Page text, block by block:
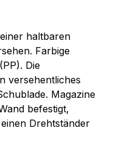
haltbaren
Farbige
Die
versehentliches
Magazine
befestigt,
Drehtständer